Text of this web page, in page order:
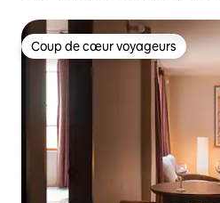
Coup de cœur voyageurs
Coup de cœur voyageurs